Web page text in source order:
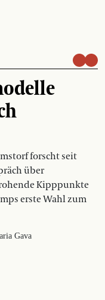
forscht seit
über
Kipppunkte
erste Wahl zum
Gava